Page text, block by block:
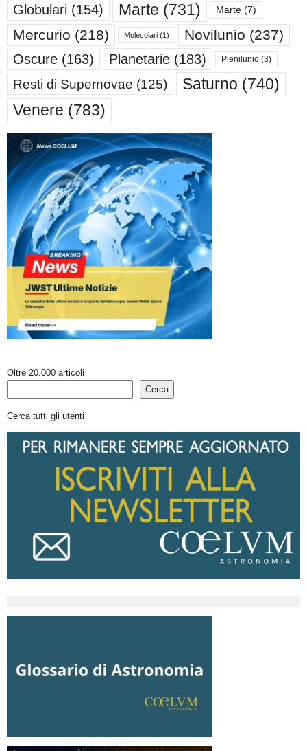
Globulari (154) Marte (731) Marte (7)
Mercurio (218) Molecolari (1) Novilunio (237)
Oscure (163) Planetarie (183) Plenilunio (3)
Resti di Supernovae (125) Saturno (740)
Venere (783)
Oltre 20.000 articoli
Cerca
Cerca tutti gli utenti